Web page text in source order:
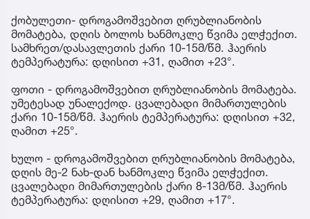
ქობულეთი- დროგამოშვებით ღრუბლიანობის
მომატება, დღის ბოლოს ხანმოკლე წვიმა ელჭექით.
სამხრეთ/დასავლეთის ქარი 10-15მ/წმ. ჰაერის
ტემპერატურა: დღისით +31, ღამით +23°.
ფოთი - დროგამოშვებით ღრუბლიანობის მომატება.
უმეტესად უნალექოდ. ცვალებადი მიმართულების
ქარი 10-15მ/წმ. ჰაერის ტემპერატურა: დღისით +32,
ღამით +25°.
ხულო - დროგამოშვებით ღრუბლიანობის მომატება,
დღის მე-2 ნახ-დან ხანმოკლე წვიმა ელჭექით.
ცვალებადი მიმართულების ქარი 8-13მ/წმ. ჰაერის
ტემპერატურა: დღისით +29, ღამით +17°.